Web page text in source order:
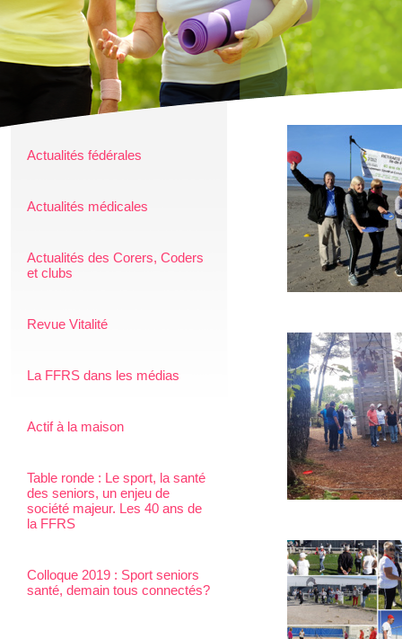
Actualités fédérales
Actualités médicales
Actualités des Corers, Coders
et clubs
Revue Vitalité
La FFRS dans les médias
Actif à la maison
Table ronde : Le sport, la santé
des seniors, un enjeu de
société majeur. Les 40 ans de
la FFRS
Colloque 2019 : Sport seniors
santé, demain tous connectés?